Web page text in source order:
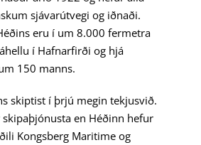
sjávarútvegi og iðnaði.
eru í um 8.000 fermetra
í Hafnarfirði og hjá
150 manns.
skiptist í þrjú megin tekjusvið.
skipaþjónusta en Héðinn hefur
Kongsberg Maritime og